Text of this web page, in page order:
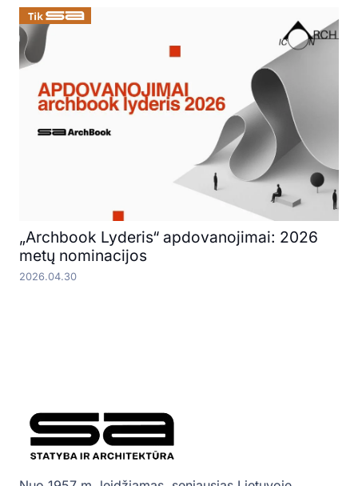
„Archbook Lyderis“ apdovanojimai: 2026
metų nominacijos
2026.04.30